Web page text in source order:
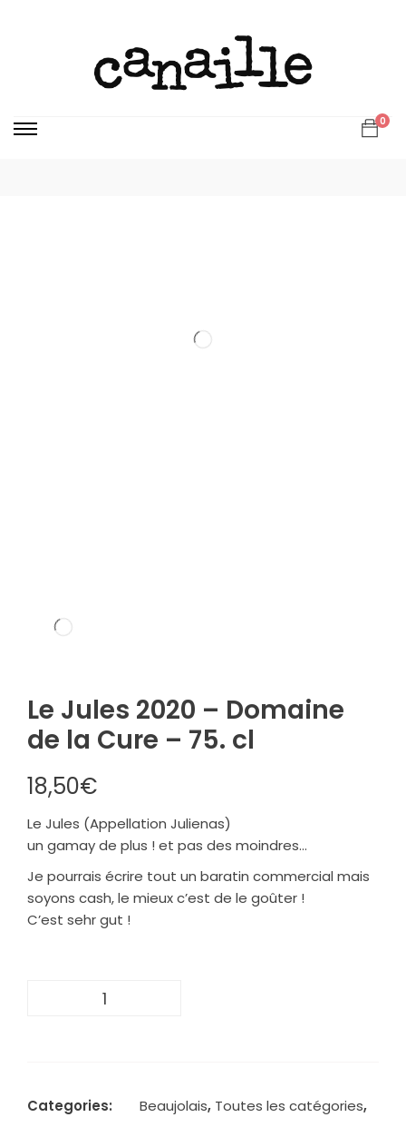
0
Le Jules 2020 – Domaine
de la Cure – 75. cl
Le Jules 2020 – Domaine
de la Cure – 75. cl
18,50€
Le Jules (Appellation Julienas)
un gamay de plus ! et pas des moindres…
Je pourrais écrire tout un baratin commercial mais
soyons cash, le mieux c’est de le goûter !
C’est sehr gut !
Domaine
Categories: Beaujolais, Toutes les catégories,